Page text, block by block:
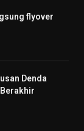
flyover
Denda